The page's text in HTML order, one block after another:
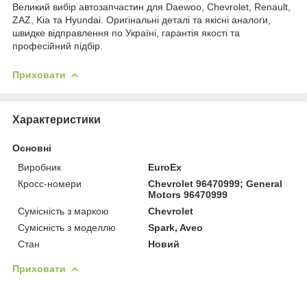
Великий вибір автозапчастин для Daewoo, Chevrolet, Renault,
ZAZ, Kia та Hyundai. Оригінальні деталі та якісні аналоги,
швидке відправлення по Україні, гарантія якості та
професійний підбір.
Приховати
Характеристики
Основні
Виробник
EuroEx
Кросс-номери
Chevrolet 96470999; General
Motors 96470999
Сумісність з маркою
Chevrolet
Сумісність з моделлю
Spark, Aveo
Стан
Новий
Приховати